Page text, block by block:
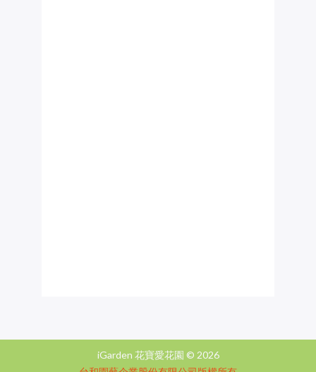
iGarden 花寶愛花園 © 2026